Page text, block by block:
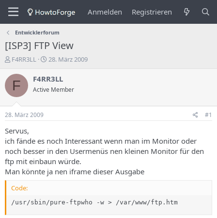
Anmelden Registrieren
Entwicklerforum
[ISP3] FTP View
E
s
e
e
r
d
e
s
T
h
m
a
s
F4RR3LL
E
s
e
s
d
a
t
28. März 2009
F F4RR3LL
Active Member
28. März 2009 #1
Servus,
ich fände es noch Interessant wenn man im Monitor oder
noch besser in den Usermenüs nen kleinen Monitor für den
ftp mit einbaun würde.
Man könnte ja nen iframe dieser Ausgabe
Code:
/usr/sbin/pure-ftpwho -w > /var/www/ftp.htm